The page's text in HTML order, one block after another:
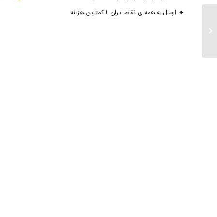
🔸 ارسال به همه ی نقاط ایران با کمترین هزینه